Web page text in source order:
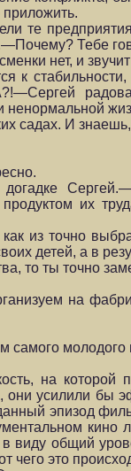
приложить.
те
Тебе
нет, и
к
ненормальной
садах. И
продуктом их
из точно
детей, а в
то ты точно
на
молодого
на которой
они усилили бы
эпизод
кино
общий
чего это